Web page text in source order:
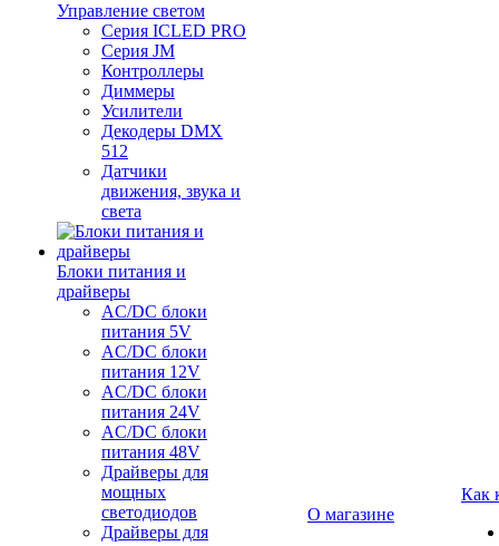
Управление светом
Серия ICLED PRO
Серия JM
Контроллеры
Диммеры
Усилители
Декодеры DMX
512
Датчики
движения, звука и
света
Блоки питания и
драйверы
AC/DC блоки
питания 5V
AC/DC блоки
питания 12V
AC/DC блоки
питания 24V
AC/DC блоки
питания 48V
Драйверы для
мощных
светодиодов
Драйверы для
О магазине
Как